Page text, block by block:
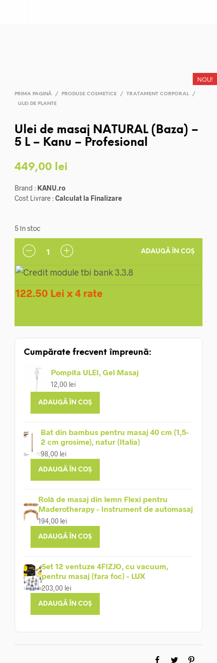
NOU!
PRIMA PAGINĂ / PRODUSE COSMETICE / TRATAMENT CORPORAL
/
ULEI DE PLANTE
Ulei de masaj NATURAL (Baza) –
5 L – Kanu – Profesional
449,00 lei
Brand : KANU.ro
Cost Livrare :Calculat la Finalizare
5 în stoc
ADAUGĂ ÎN COȘ
122.50 Lei x 4 rate
Cumpărate frecvent împreună:
Pompita ULEI, Gel Masaj
12,00 lei
ADAUGĂ ÎN COȘ
Bat din bambus pentru masaj 40 cm (1,5-
2 cm grosime), natur (Italia)
98,00 lei
ADAUGĂ ÎN COȘ
Rolă de masaj din lemn Flexi pentru
Maderotherapy - Instrument de automasaj
194,00 lei
ADAUGĂ ÎN COȘ
Set 12 ventuze 4FIZJO, cu vacuum,
pentru masaj (fara foc) - LUX
203,00 lei
ADAUGĂ ÎN COȘ